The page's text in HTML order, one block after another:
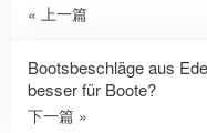
« 上一篇
Bootsbeschläge aus
besser für Boote?
下一篇 »